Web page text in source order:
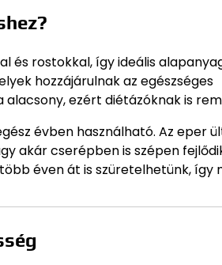
és rostokkal, így ideális
hozzájárulnak az egészséges
ezért diétázóknak is
évben használható. Az eper
akár cserépben is szépen
éven át is szüretelhetünk, így